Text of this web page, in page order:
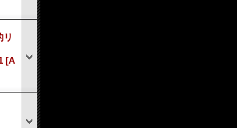
リ
[A